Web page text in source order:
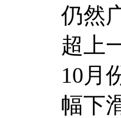
仍然
超上
10月
幅下